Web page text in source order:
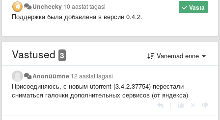
Vasta
Unchecky 10 aastat tagasi
Поддержка была добавлена в версии 0.4.2.
Vastused 3 Vanemad enne
Anonüümne 12 aastat tagasi
Присоединяюсь, с новым utorrent (3.4.2.37754) перестали
сниматься галочки дополнительных сервисов (от яндекса)